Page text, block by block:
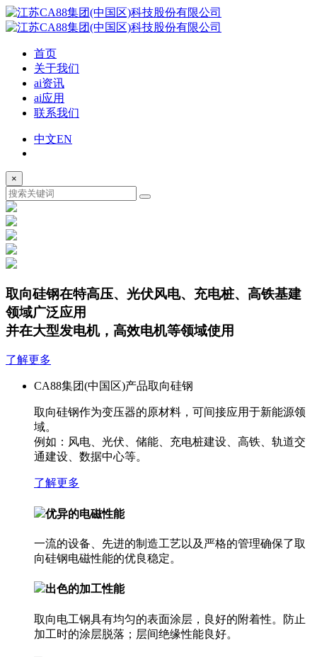
首页
关于我们
ai资讯
ai应用
联系我们
中文EN
×
取向硅钢在特高压、光伏风电、充电桩、高铁基建
领域广泛应用
并在大型发电机，高效电机等领域使用
了解更多
CA88集团(中国区)产品取向硅钢
取向硅钢作为变压器的原材料，可间接应用于新能源领
域。
例如：风电、光伏、储能、充电桩建设、高铁、轨道交
通建设、数据中心等。
了解更多
优异的电磁性能
一流的设备、先进的制造工艺以及严格的管理确保了取
向硅钢电磁性能的优良稳定。
出色的加工性能
取向电工钢具有均匀的表面涂层，良好的附着性。防止
加工时的涂层脱落；层间绝缘性能良好。